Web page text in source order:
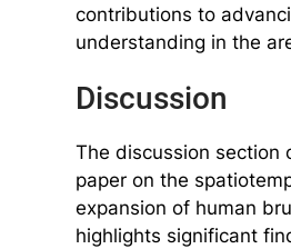
contributions to
understanding in the
Discussion
The discussion section
paper on the
expansion of human
highlights significant